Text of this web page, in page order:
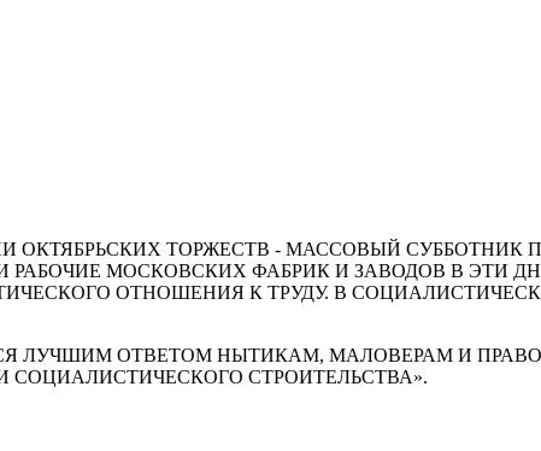
ОКТЯБРЬСКИХ ТОРЖЕСТВ - МАССОВЫЙ СУББОТНИК
МОСКОВСКИХ ФАБРИК И ЗАВОДОВ В ЭТИ
ОТНОШЕНИЯ К ТРУДУ. В
ЛУЧШИМ ОТВЕТОМ НЫТИКАМ, МАЛОВЕРАМ И
СТРОИТЕЛЬСТВА».